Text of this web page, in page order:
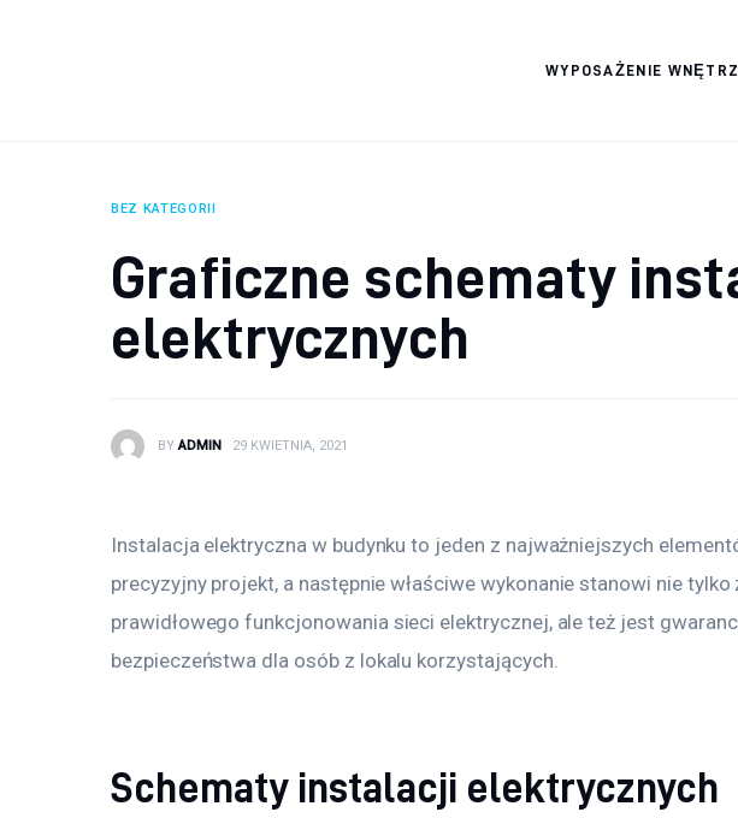
WYPOSAŻENIE WNĘTRZ
BEZ KATEGORII
Graficzne schematy
elektrycznych
BY ADMIN 29 KWIETNIA, 2021
Instalacja elektryczna w budynku to jeden z najważniejszych
precyzyjny projekt, a następnie właściwe wykonanie stanowi nie tylko
prawidłowego funkcjonowania sieci elektrycznej, ale też jest
bezpieczeństwa dla osób z lokalu korzystających.
Schematy instalacji elektrycznych